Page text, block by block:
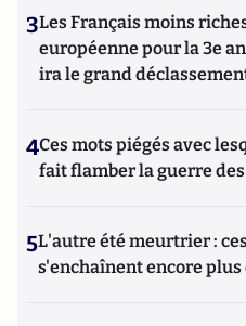
3Les Français moins
européenne pour la 3e
ira le grand
4Ces mots piégés avec
fait flamber la guerre
5L'autre été meurtrier :
s'enchaînent encore plus